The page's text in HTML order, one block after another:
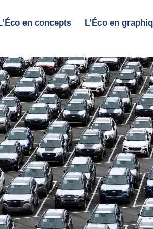
en concepts L’Éco en